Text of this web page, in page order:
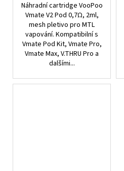
Náhradní cartridge VooPoo
Vmate V2 Pod 0,7Ω, 2ml,
mesh pletivo pro MTL
vapování. Kompatibilní s
Vmate Pod Kit, Vmate Pro,
Vmate Max, V.THRU Pro a
dalšími...